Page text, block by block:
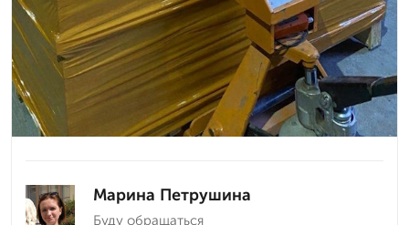
Марина Петрушина
Буду обращаться